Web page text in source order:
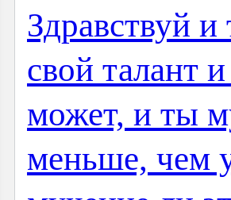
Здравствуй
свой талант
может, и ты
меньше, чем